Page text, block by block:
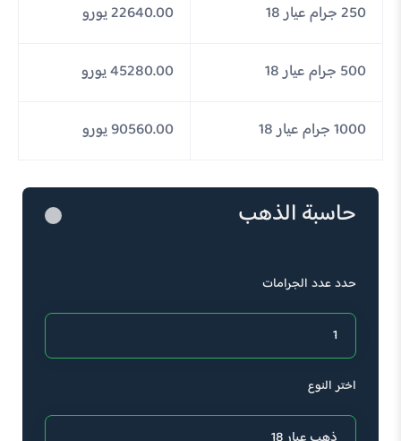
250 جرام عيار 18 22640.00 يورو
500 جرام عيار 18 45280.00 يورو
1000 جرام عيار 18 90560.00 يورو
حاسبة الذهب
حدد عدد الجرامات
اختر النوع